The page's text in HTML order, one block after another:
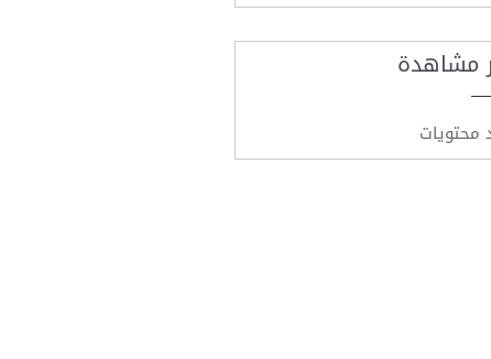
مشاهدة
محتويات